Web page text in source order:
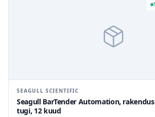
SEAGULL SCIENTIFIC
Seagull BarTender Automation,
tugi, 12 kuud